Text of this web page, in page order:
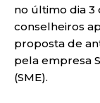
no último dia 3
conselheiros
proposta de
pela empresa
(SME).